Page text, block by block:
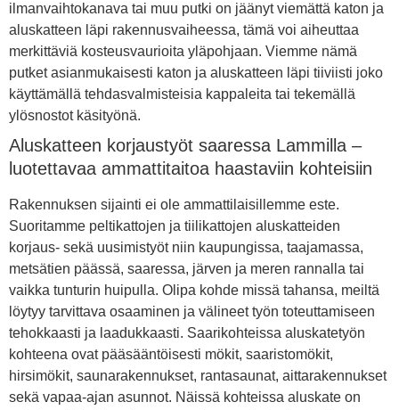
ilmanvaihtokanava tai muu putki on jäänyt viemättä katon ja
aluskatteen läpi rakennusvaiheessa, tämä voi aiheuttaa
merkittäviä kosteusvaurioita yläpohjaan. Viemme nämä
putket asianmukaisesti katon ja aluskatteen läpi tiiviisti joko
käyttämällä tehdasvalmisteisia kappaleita tai tekemällä
ylösnostot käsityönä.
Aluskatteen korjaustyöt saaressa Lammilla –
luotettavaa ammattitaitoa haastaviin kohteisiin
Rakennuksen sijainti ei ole ammattilaisillemme este.
Suoritamme peltikattojen ja tiilikattojen aluskatteiden
korjaus- sekä uusimistyöt niin kaupungissa, taajamassa,
metsätien päässä, saaressa, järven ja meren rannalla tai
vaikka tunturin huipulla. Olipa kohde missä tahansa, meiltä
löytyy tarvittava osaaminen ja välineet työn toteuttamiseen
tehokkaasti ja laadukkaasti. Saarikohteissa aluskatetyön
kohteena ovat pääsääntöisesti mökit, saaristomökit,
hirsimökit, saunarakennukset, rantasaunat, aittarakennukset
sekä vapaa-ajan asunnot. Näissä kohteissa aluskate on